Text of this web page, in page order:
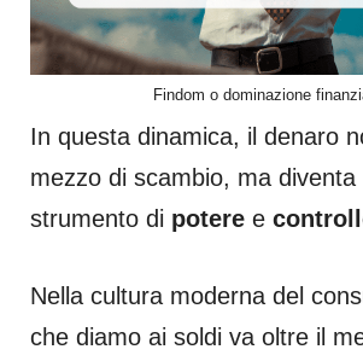
Findom o dominazione
In questa dinamica, il denaro
mezzo di scambio, ma diventa
strumento di potere e
Nella cultura moderna del
che diamo ai soldi va oltre il